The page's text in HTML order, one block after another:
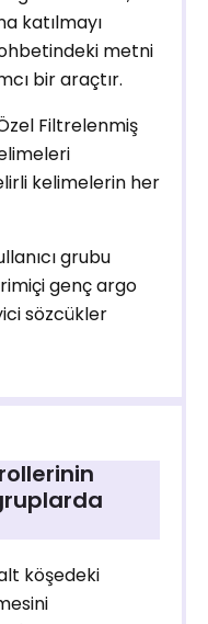
katılmayı
metni
bir araçtır.
Filtrelenmiş
kelimelerin her
grubu
genç argo
sözcükler
köşedeki